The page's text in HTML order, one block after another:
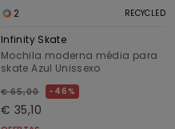
2 RECYCLED
Infinity Skate
Mochila moderna média para
skate Azul Unissexo
€ 65,00 46%
€ 35,10